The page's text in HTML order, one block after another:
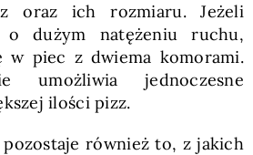
oraz ich rozmiaru. Jeżeli
o dużym natężeniu ruchu,
w piec z dwiema komorami.
umożliwia jednoczesne
ilości pizz.
pozostaje również to, z jakich